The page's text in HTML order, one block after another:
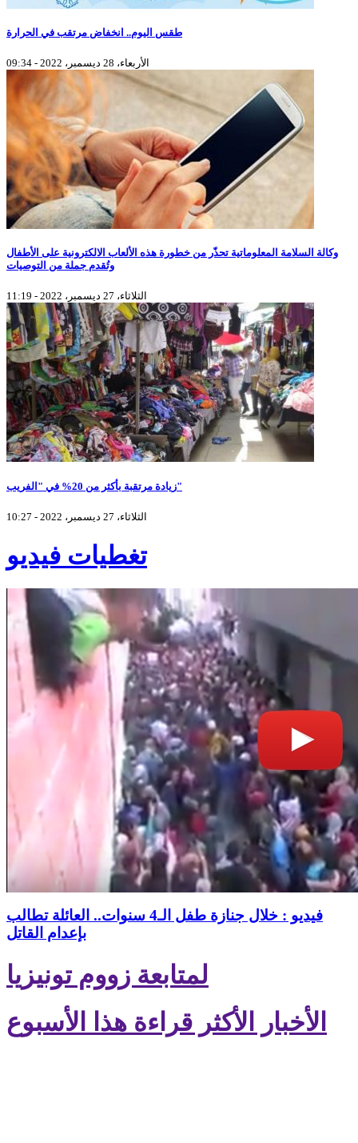
طقس اليوم.. انخفاض مرتقب في الحرارة
الأربعاء، 28 ديسمبر، 2022 - 09:34
وكالة السلامة المعلوماتية تحذّر من خطورة هذه الألعاب الالكترونية على الأطفال
وتُقدم جملة من التوصيات
الثلاثاء، 27 ديسمبر، 2022 - 11:19
زيادة مرتقبة بأكثر من 20% في "الفريب"
الثلاثاء، 27 ديسمبر، 2022 - 10:27
تغطيات فيديو
فيديو : خلال جنازة طفل الـ4 سنوات.. العائلة تطالب
بإعدام القاتل
لمتابعة زووم تونيزيا
الأخبار الأكثر قراءة هذا الأسبوع